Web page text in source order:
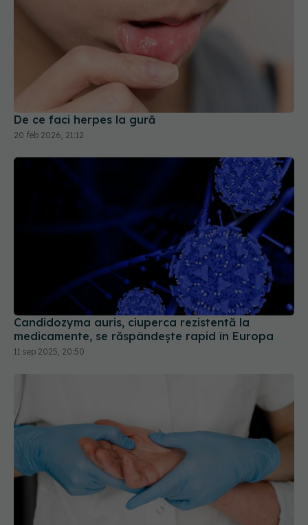
De ce faci herpes la gură
Candidozyma auris, ciuperca rezistentă la
medicamente, se răspândește rapid în Europa
11 sep 2025, 20:50
Cât de utile sunt, de fapt, mănușile nesterile. Ce
trebuie să știi dacă ești pacient
20 oct 2025, 18:55